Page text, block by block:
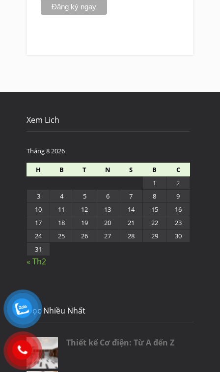
Xem Lich
Tháng 8 2026
H B T N S B
C
1
2
3
4 5 6 7 8
9
10
11 12 13 14 15
16
17
18 19 20 21 22
23
24
25 26 27 28 29
30
31
« Th2
Đọc Nhiều Nhất
Thiết kế Cơ điện: Từ A đến Z